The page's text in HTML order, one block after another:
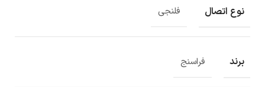
نوع اتصال فلنجی
برند فراسنج